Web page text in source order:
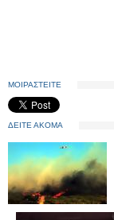
ΜΟΙΡΑΣΤΕΙΤΕ
ΔΕΙΤΕ ΑΚΟΜΑ